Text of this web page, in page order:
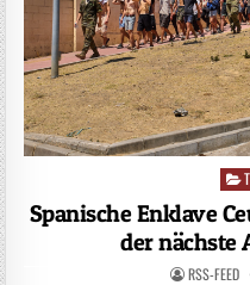
in
Spanische Enklave
der nächste
RSS-FEED